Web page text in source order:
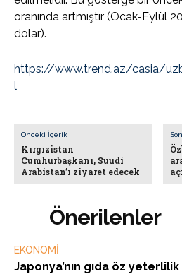
Önerilenler
EKONOMİ
Japonya’nın gıda öz
oranında artmıştır (Ocak-Eylül
dolar).
https://www.trend.az/casia/
l
Önceki İçerik
Kırgızistan
Cumhurbaşkanı, Suudi
Arabistan’ı ziyaret edecek